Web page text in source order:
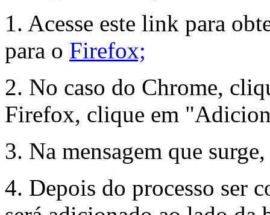
1. Acesse este link para
para o Firefox;
2. No caso do Chrome,
Firefox, clique em
3. Na mensagem que
4. Depois do processo ser